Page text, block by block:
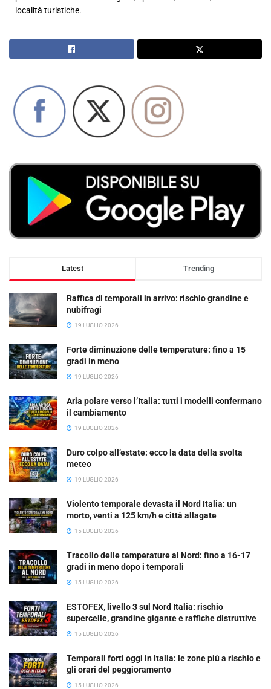
località turistiche.
Latest Trending
Raffica di temporali in arrivo: rischio grandine e
nubifragi
19 LUGLIO 2026
Forte diminuzione delle temperature: fino a 15
gradi in meno
19 LUGLIO 2026
Aria polare verso l’Italia: tutti i modelli confermano
il cambiamento
19 LUGLIO 2026
Duro colpo all’estate: ecco la data della svolta
meteo
19 LUGLIO 2026
Violento temporale devasta il Nord Italia: un
morto, venti a 125 km/h e città allagate
15 LUGLIO 2026
Tracollo delle temperature al Nord: fino a 16-17
gradi in meno dopo i temporali
15 LUGLIO 2026
ESTOFEX, livello 3 sul Nord Italia: rischio
supercelle, grandine gigante e raffiche distruttive
15 LUGLIO 2026
Temporali forti oggi in Italia: le zone più a rischio e
gli orari del peggioramento
15 LUGLIO 2026